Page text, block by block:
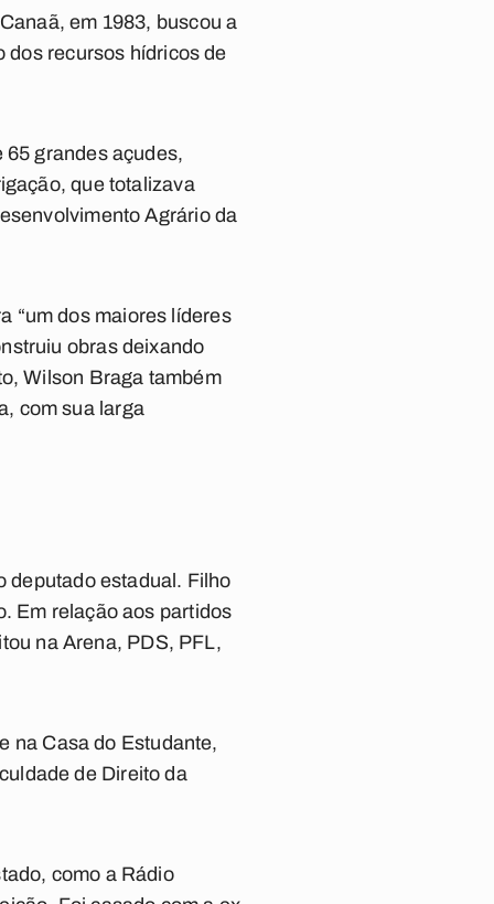
em 1983, buscou a
dos recursos hídricos de
65 grandes açudes,
que totalizava
Agrário da
“um dos maiores líderes
obras deixando
Wilson Braga também
com sua larga
deputado estadual. Filho
Em relação aos partidos
na Arena, PDS, PFL,
na Casa do Estudante,
de Direito da
como a Rádio